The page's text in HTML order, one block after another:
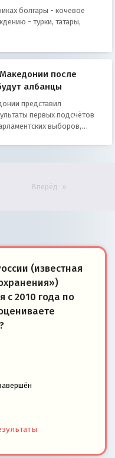
болгары - кочевое
- турки, татары,
после
албанцы
представил
первых подсчётов
выборов,
Вперёд
(известная
с 2010 года по